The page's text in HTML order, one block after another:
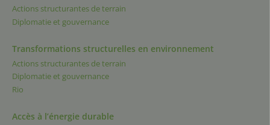
Actions structurantes de terrain
Diplomatie et gouvernance
Transformations structurelles en environnement
Actions structurantes de terrain
Diplomatie et gouvernance
Rio
Accès à l’énergie durable